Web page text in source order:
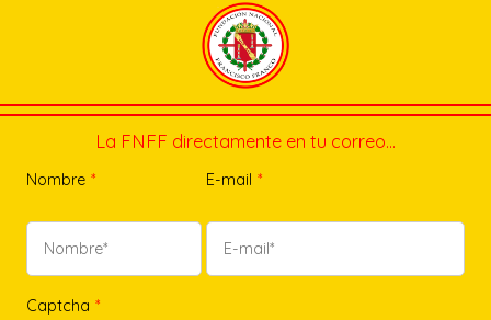
La FNFF directamente en tu correo…
Nombre * E-mail *
Captcha *